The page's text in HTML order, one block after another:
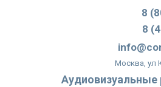
Москва, ул
8
8
Аудиовизуальные